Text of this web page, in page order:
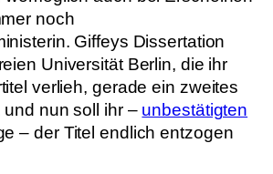
noch
Giffeys Dissertation
Universität Berlin, die ihr
verlieh, gerade ein zweites
nun soll ihr – unbestätigten
– der Titel endlich entzogen